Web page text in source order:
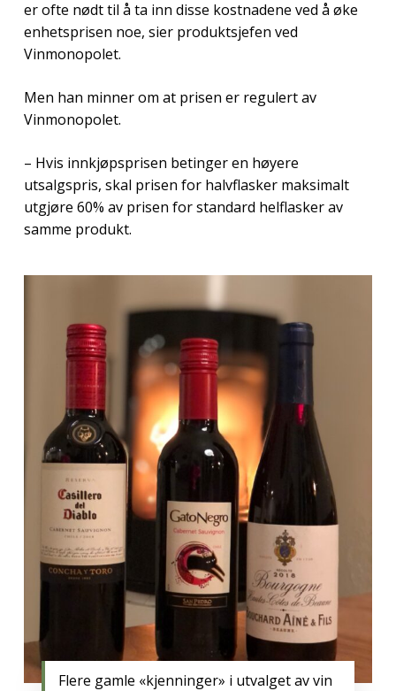
er ofte nødt til å ta inn disse kostnadene ved å øke
enhetsprisen noe, sier produktsjefen ved
Vinmonopolet.
Men han minner om at prisen er regulert av
Vinmonopolet.
– Hvis innkjøpsprisen betinger en høyere
utsalgspris, skal prisen for halvflasker maksimalt
utgjøre 60% av prisen for standard helflasker av
samme produkt.
Flere gamle «kjenninger» i utvalget av vin